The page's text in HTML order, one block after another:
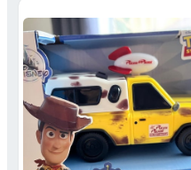
# alquiler de furgoneta en
Barcelona con conductor.
#alquiler de furgon para
mudanza . # Fugoneta para
transportes. # alquiler de
furgon grande .